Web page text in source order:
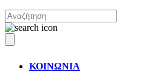
ΚΟΙΝΩΝΙΑ